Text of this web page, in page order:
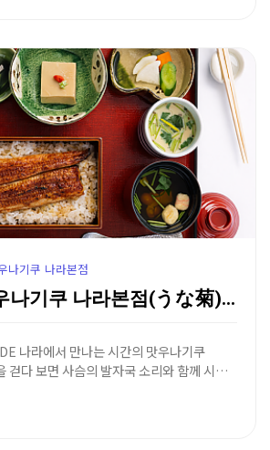
기쿠 나라본점
[나라 맛집] 우나기쿠 나라본점(うな菊) - 130년 …
나라에서 만나는 시간의 맛우나기쿠
걷다 보면 사슴의 발자국 소리와 함께 시…